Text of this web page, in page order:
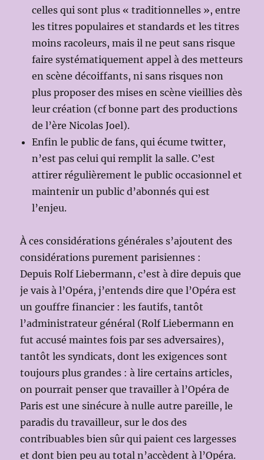
celles qui sont plus « traditionnelles », entre
les titres populaires et standards et les titres
moins racoleurs, mais il ne peut sans risque
faire systématiquement appel à des metteurs
en scène décoiffants, ni sans risques non
plus proposer des mises en scène vieillies dès
leur création (cf bonne part des productions
de l’ère Nicolas Joel).
Enfin le public de fans, qui écume twitter,
n’est pas celui qui remplit la salle. C’est
attirer régulièrement le public occasionnel et
maintenir un public d’abonnés qui est
l’enjeu.
À ces considérations générales s’ajoutent des
considérations purement parisiennes :
Depuis Rolf Liebermann, c’est à dire depuis que
je vais à l’Opéra, j’entends dire que l’Opéra est
un gouffre financier : les fautifs, tantôt
l’administrateur général (Rolf Liebermann en
fut accusé maintes fois par ses adversaires),
tantôt les syndicats, dont les exigences sont
toujours plus grandes : à lire certains articles,
on pourrait penser que travailler à l’Opéra de
Paris est une sinécure à nulle autre pareille, le
paradis du travailleur, sur le dos des
contribuables bien sûr qui paient ces largesses
et dont bien peu au total n’accèdent à l’Opéra.